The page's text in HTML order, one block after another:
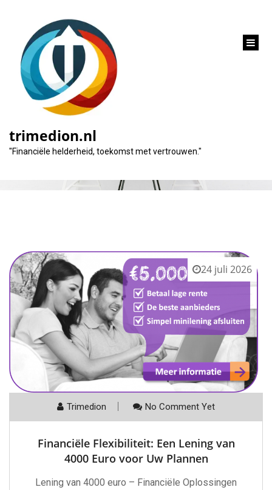
trimedion.nl
"Financiële helderheid, toekomst met vertrouwen."
Tag:
24 juli 2026
Trimedion No Comment Yet
Financiële Flexibiliteit: Een Lening van
4000 Euro voor Uw Plannen
Lening van 4000 euro – Financiële Oplossingen